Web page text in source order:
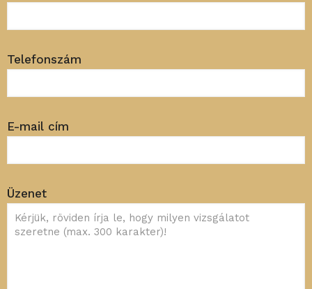
Telefonszám
E-mail cím
Üzenet